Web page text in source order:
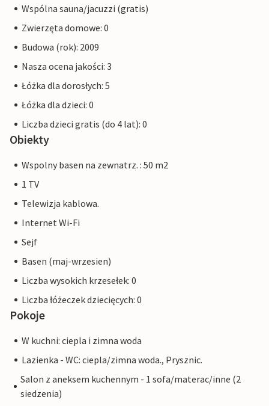
Wspólna sauna/jacuzzi (gratis)
Zwierzęta domowe: 0
Budowa (rok): 2009
Nasza ocena jakości: 3
Łóżka dla dorosłych: 5
Łóżka dla dzieci: 0
Liczba dzieci gratis (do 4 lat): 0
Obiekty
Wspolny basen na zewnatrz. : 50 m2
1 TV
Telewizja kablowa.
Internet Wi-Fi
Sejf
Basen (maj-wrzesien)
Liczba wysokich krzesełek: 0
Liczba łóżeczek dziecięcych: 0
Pokoje
W kuchni: ciepla i zimna woda
Lazienka - WC: ciepla/zimna woda., Prysznic.
Salon z aneksem kuchennym - 1 sofa/materac/inne (2
siedzenia)